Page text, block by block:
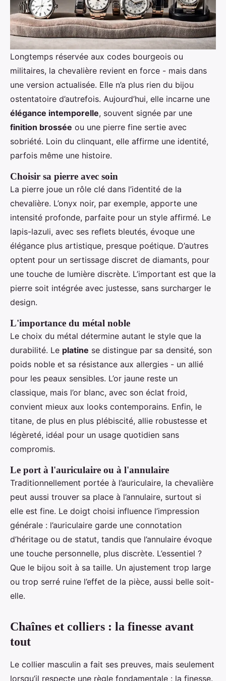
Longtemps réservée aux codes bourgeois ou
militaires, la chevalière revient en force - mais dans
une version actualisée. Elle n’a plus rien du bijou
ostentatoire d’autrefois. Aujourd’hui, elle incarne une
élégance intemporelle, souvent signée par une
finition brossée ou une pierre fine sertie avec
sobriété. Loin du clinquant, elle affirme une identité,
parfois même une histoire.
Choisir sa pierre avec soin
La pierre joue un rôle clé dans l’identité de la
chevalière. L’onyx noir, par exemple, apporte une
intensité profonde, parfaite pour un style affirmé. Le
lapis-lazuli, avec ses reflets bleutés, évoque une
élégance plus artistique, presque poétique. D’autres
optent pour un sertissage discret de diamants, pour
une touche de lumière discrète. L’important est que la
pierre soit intégrée avec justesse, sans surcharger le
design.
L'importance du métal noble
Le choix du métal détermine autant le style que la
durabilité. Le platine se distingue par sa densité, son
poids noble et sa résistance aux allergies - un allié
pour les peaux sensibles. L’or jaune reste un
classique, mais l’or blanc, avec son éclat froid,
convient mieux aux looks contemporains. Enfin, le
titane, de plus en plus plébiscité, allie robustesse et
légèreté, idéal pour un usage quotidien sans
compromis.
Le port à l'auriculaire ou à l'annulaire
Traditionnellement portée à l’auriculaire, la chevalière
peut aussi trouver sa place à l’annulaire, surtout si
elle est fine. Le doigt choisi influence l’impression
générale : l’auriculaire garde une connotation
d’héritage ou de statut, tandis que l’annulaire évoque
une touche personnelle, plus discrète. L’essentiel ?
Que le bijou soit à sa taille. Un ajustement trop large
ou trop serré ruine l’effet de la pièce, aussi belle soit-
elle.
Chaînes et colliers : la finesse avant
tout
Le collier masculin a fait ses preuves, mais seulement
lorsqu’il respecte une règle fondamentale : la finesse.